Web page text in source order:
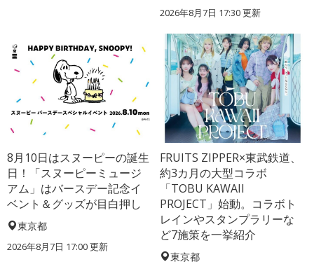
2026年8月7日 17:30更新
8月10日はスヌーピーの誕生
日！「スヌーピーミュージ
アム」はバースデー記念イ
ベント＆グッズが目白押し
東京都
2026年8月7日 17:00更新
FRUITS ZIPPER×東武鉄道、
約3カ月の大型コラボ
「TOBU KAWAII
PROJECT」始動。コラボト
レインやスタンプラリーな
ど7施策を一挙紹介
東京都